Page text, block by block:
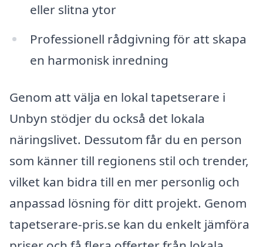
eller slitna ytor
Professionell rådgivning för att skapa
en harmonisk inredning
Genom att välja en lokal tapetserare i
Unbyn stödjer du också det lokala
näringslivet. Dessutom får du en person
som känner till regionens stil och trender,
vilket kan bidra till en mer personlig och
anpassad lösning för ditt projekt. Genom
tapetserare-pris.se kan du enkelt jämföra